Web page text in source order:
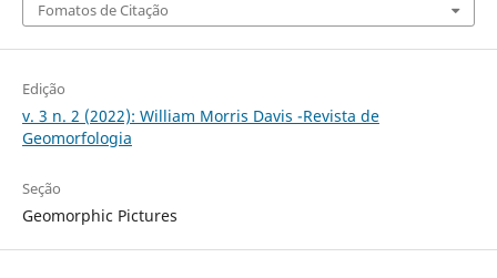
Fomatos de Citação
Edição
v. 3 n. 2 (2022): William Morris Davis -Revista de
Geomorfologia
Seção
Geomorphic Pictures